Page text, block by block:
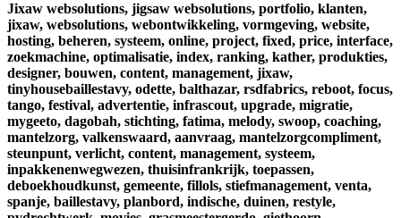
Jixaw websolutions, jigsaw websolutions, portfolio, klanten,
jixaw, websolutions, webontwikkeling, vormgeving, website,
hosting, beheren, systeem, online, project, fixed, price, interface,
zoekmachine, optimalisatie, index, ranking, kather, produkties,
designer, bouwen, content, management, jixaw,
tinyhousebaillestavy, odette, balthazar, rsdfabrics, reboot, focus,
tango, festival, advertentie, infrascout, upgrade, migratie,
mygeeto, dagobah, stichting, fatima, melody, swoop, coaching,
mantelzorg, valkenswaard, aanvraag, mantelzorgcompliment,
steunpunt, verlicht, content, management, systeem,
inpakkenenwegwezen, thuisinfrankrijk, toepassen,
deboekhoudkunst, gemeente, fillols, stiefmanagement, venta,
spanje, baillestavy, planbord, indische, duinen, restyle,